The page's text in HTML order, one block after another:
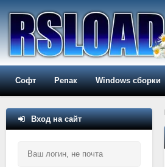
Софт Репак Windows сборки
Вход на сайт